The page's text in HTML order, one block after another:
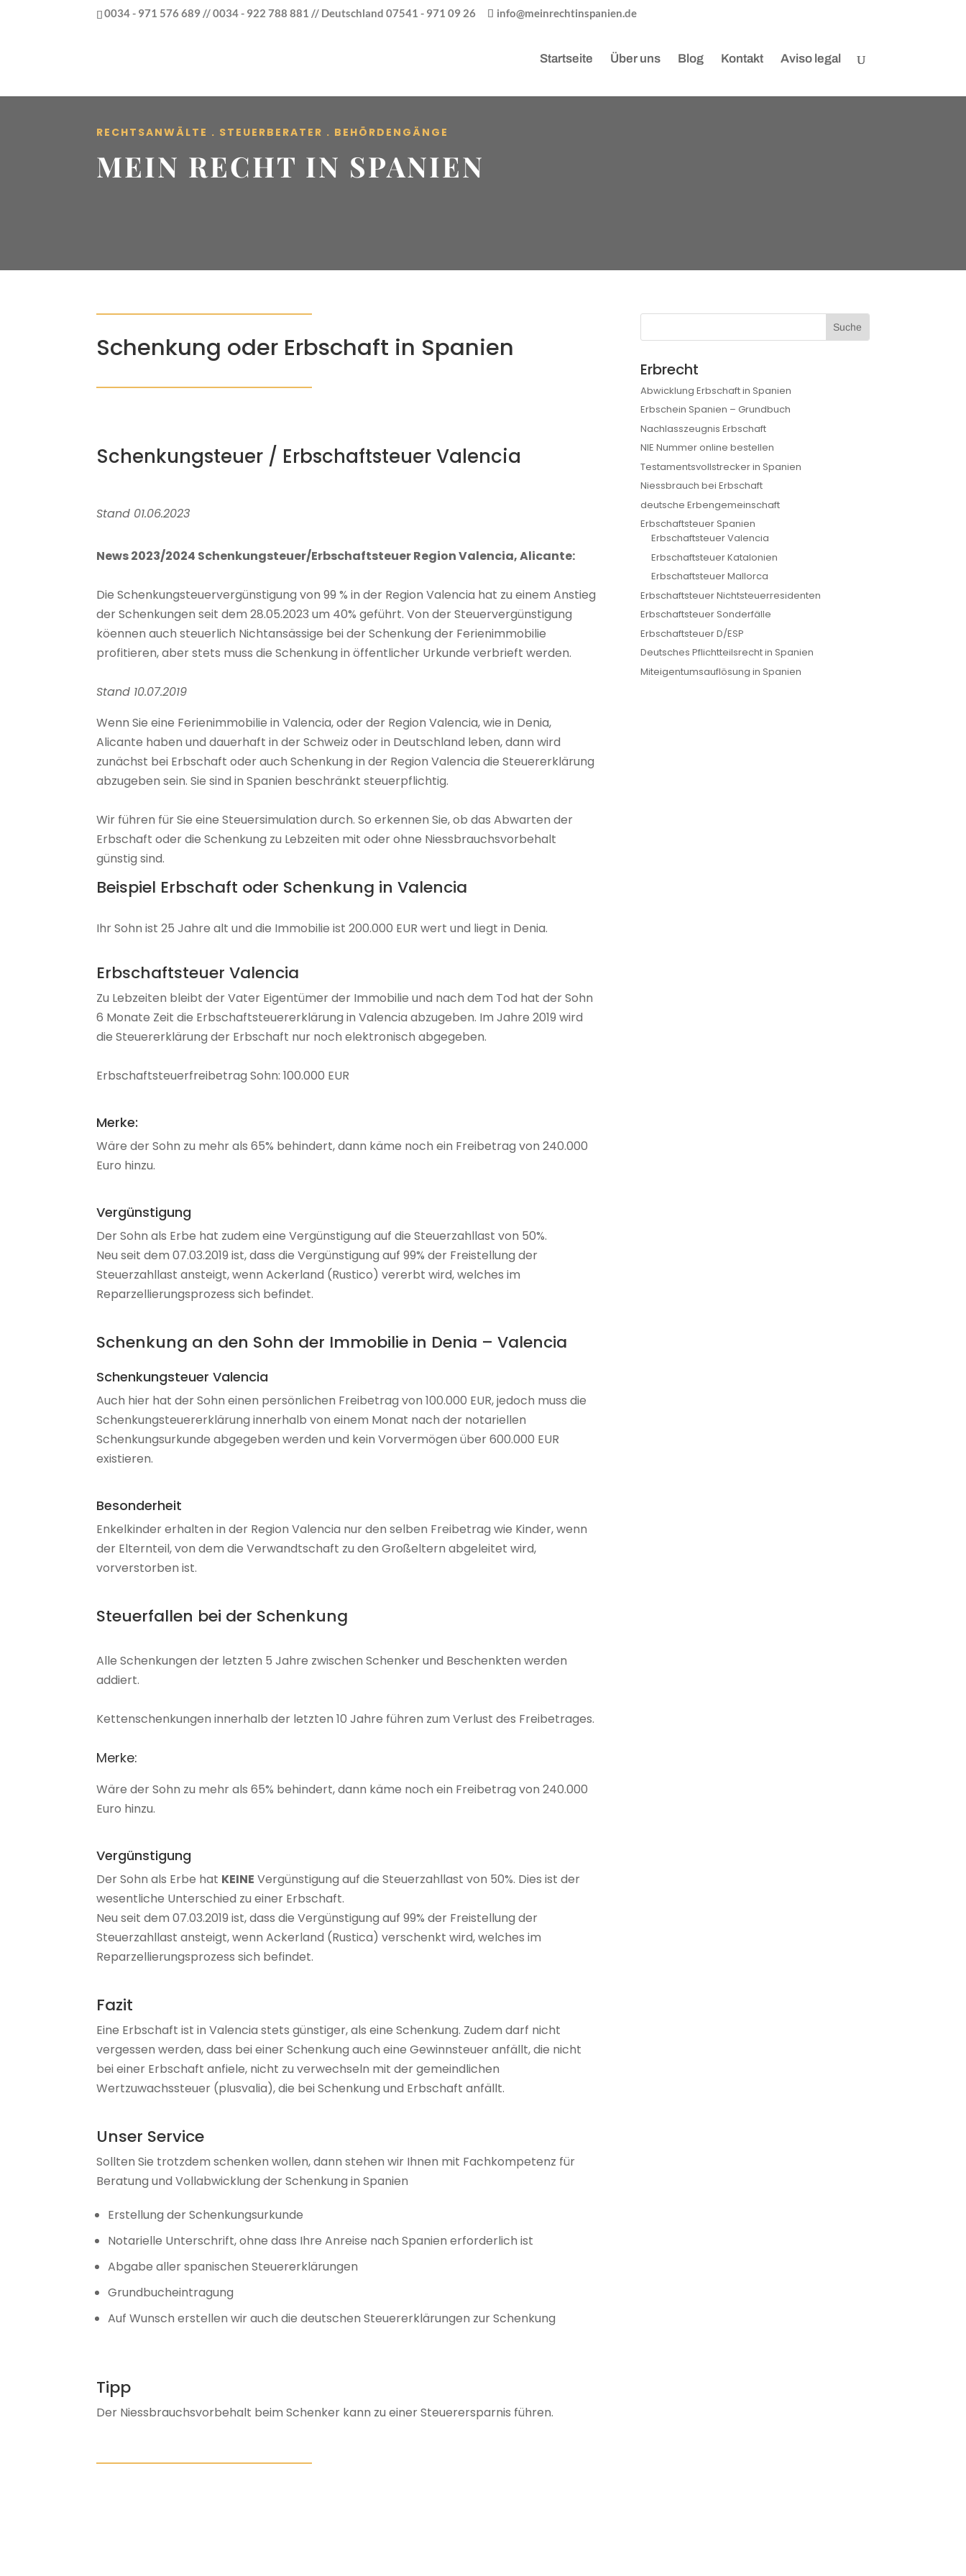
0034 - 971 576 689 // 0034 - 922 788 881 // Deutschland 07541 - 971 09 26 info@meinrechtinspanien.de
Startseite Über uns Blog Kontakt Aviso legal
RECHTSANWÄLTE . STEUERBERATER . BEHÖRDENGÄNGE
MEIN RECHT IN SPANIEN
Schenkung oder Erbschaft in Spanien
Schenkungsteuer / Erbschaftsteuer Valencia
Stand 01.06.2023
News 2023/2024 Schenkungsteuer/Erbschaftsteuer Region Valencia, Alicante:
Die Schenkungsteuervergünstigung von 99 % in der Region Valencia hat zu einem Anstieg
der Schenkungen seit dem 28.05.2023 um 40% geführt. Von der Steuervergünstigung
köennen auch steuerlich Nichtansässige bei der Schenkung der Ferienimmobilie
profitieren, aber stets muss die Schenkung in öffentlicher Urkunde verbrieft werden.
Stand 10.07.2019
Wenn Sie eine Ferienimmobilie in Valencia, oder der Region Valencia, wie in Denia,
Alicante haben und dauerhaft in der Schweiz oder in Deutschland leben, dann wird
zunächst bei Erbschaft oder auch Schenkung in der Region Valencia die Steuererklärung
abzugeben sein. Sie sind in Spanien beschränkt steuerpflichtig.
Wir führen für Sie eine Steuersimulation durch. So erkennen Sie, ob das Abwarten der
Erbschaft oder die Schenkung zu Lebzeiten mit oder ohne Niessbrauchsvorbehalt
günstig sind.
Beispiel Erbschaft oder Schenkung in Valencia
Ihr Sohn ist 25 Jahre alt und die Immobilie ist 200.000 EUR wert und liegt in Denia.
Erbschaftsteuer Valencia
Zu Lebzeiten bleibt der Vater Eigentümer der Immobilie und nach dem Tod hat der Sohn
6 Monate Zeit die Erbschaftsteuererklärung in Valencia abzugeben. Im Jahre 2019 wird
die Steuererklärung der Erbschaft nur noch elektronisch abgegeben.
Erbschaftsteuerfreibetrag Sohn: 100.000 EUR
Merke:
Wäre der Sohn zu mehr als 65% behindert, dann käme noch ein Freibetrag von 240.000
Euro hinzu.
Vergünstigung
Der Sohn als Erbe hat zudem eine Vergünstigung auf die Steuerzahllast von 50%.
Neu seit dem 07.03.2019 ist, dass die Vergünstigung auf 99% der Freistellung der
Steuerzahllast ansteigt, wenn Ackerland (Rustico) vererbt wird, welches im
Reparzellierungsprozess sich befindet.
Schenkung an den Sohn der Immobilie in Denia – Valencia
Schenkungsteuer Valencia
Auch hier hat der Sohn einen persönlichen Freibetrag von 100.000 EUR, jedoch muss die
Schenkungsteuererklärung innerhalb von einem Monat nach der notariellen
Schenkungsurkunde abgegeben werden und kein Vorvermögen über 600.000 EUR
existieren.
Besonderheit
Enkelkinder erhalten in der Region Valencia nur den selben Freibetrag wie Kinder, wenn
der Elternteil, von dem die Verwandtschaft zu den Großeltern abgeleitet wird,
vorverstorben ist.
Steuerfallen bei der Schenkung
Alle Schenkungen der letzten 5 Jahre zwischen Schenker und Beschenkten werden
addiert.
Kettenschenkungen innerhalb der letzten 10 Jahre führen zum Verlust des Freibetrages.
Merke:
Wäre der Sohn zu mehr als 65% behindert, dann käme noch ein Freibetrag von 240.000
Euro hinzu.
Vergünstigung
Der Sohn als Erbe hat KEINE Vergünstigung auf die Steuerzahllast von 50%. Dies ist der
wesentliche Unterschied zu einer Erbschaft.
Neu seit dem 07.03.2019 ist, dass die Vergünstigung auf 99% der Freistellung der
Steuerzahllast ansteigt, wenn Ackerland (Rustica) verschenkt wird, welches im
Reparzellierungsprozess sich befindet.
Fazit
Eine Erbschaft ist in Valencia stets günstiger, als eine Schenkung. Zudem darf nicht
vergessen werden, dass bei einer Schenkung auch eine Gewinnsteuer anfällt, die nicht
bei einer Erbschaft anfiele, nicht zu verwechseln mit der gemeindlichen
Wertzuwachssteuer (plusvalia), die bei Schenkung und Erbschaft anfällt.
Unser Service
Sollten Sie trotzdem schenken wollen, dann stehen wir Ihnen mit Fachkompetenz für
Beratung und Vollabwicklung der Schenkung in Spanien
Erstellung der Schenkungsurkunde
Notarielle Unterschrift, ohne dass Ihre Anreise nach Spanien erforderlich ist
Abgabe aller spanischen Steuererklärungen
Grundbucheintragung
Auf Wunsch erstellen wir auch die deutschen Steuererklärungen zur Schenkung
Tipp
Der Niessbrauchsvorbehalt beim Schenker kann zu einer Steuerersparnis führen.
Erbrecht
Abwicklung Erbschaft in Spanien
Erbschein Spanien – Grundbuch
Nachlasszeugnis Erbschaft
NIE Nummer online bestellen
Testamentsvollstrecker in Spanien
Niessbrauch bei Erbschaft
deutsche Erbengemeinschaft
Erbschaftsteuer Spanien
Erbschaftsteuer Valencia
Erbschaftsteuer Katalonien
Erbschaftsteuer Mallorca
Erbschaftsteuer Nichtsteuerresidenten
Erbschaftsteuer Sonderfälle
Erbschaftsteuer D/ESP
Deutsches Pflichtteilsrecht in Spanien
Miteigentumsauflösung in Spanien